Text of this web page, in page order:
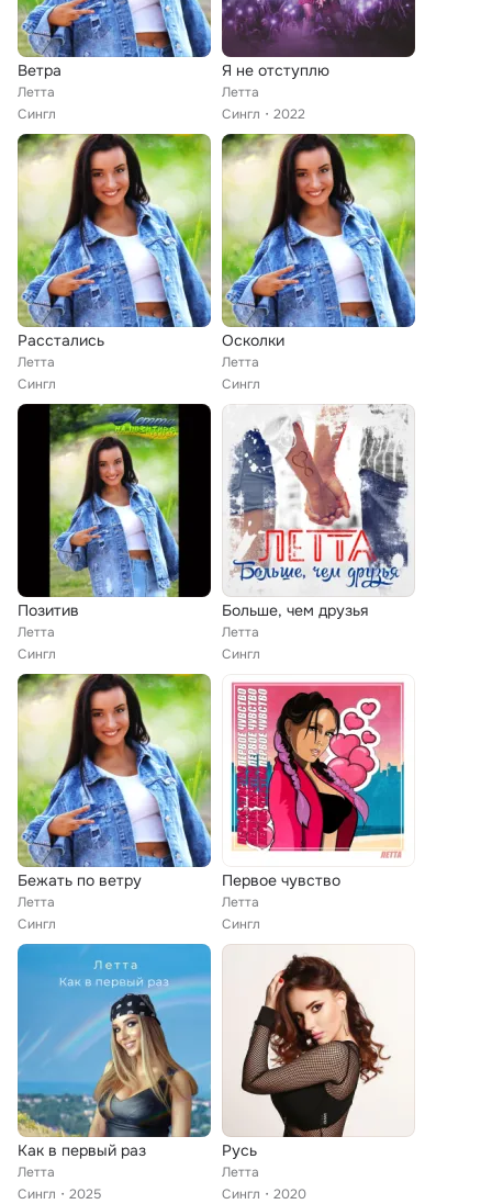
Ветра
Летта
Сингл
Я не отступлю
Летта
Сингл
2022
Расстались
Летта
Сингл
Осколки
Летта
Сингл
Позитив
Летта
Сингл
Больше, чем друзья
Летта
Сингл
Бежать по ветру
Летта
Сингл
Первое чувство
Летта
Сингл
Как в первый раз
Летта
Сингл
2025
Русь
Летта
Сингл
2020